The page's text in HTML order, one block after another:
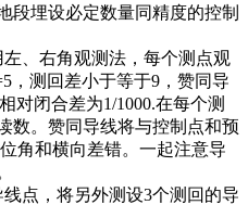
段埋设必定数量同精度的控制
、右角观测法，每个测点观
，测回差小于等于9，赞同导
对闭合差为1/1000.在每个测
数。赞同导线将与控制点和预
角和横向差错。一起注意导
点，将另外测设3个测回的导